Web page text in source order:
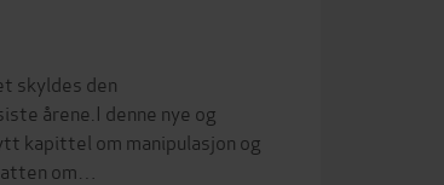
skyldes den
årene.I denne nye og
kapittel om manipulasjon og
om…